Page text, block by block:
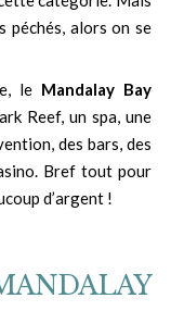
péchés, alors on se
le Mandalay Bay
Reef, un spa, une
des bars, des
Bref tout pour
d’argent !